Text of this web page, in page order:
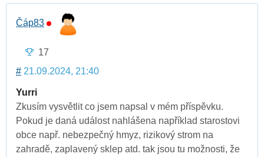
Čáp83
17
# 21.09.2024, 21:40
Yurri
Zkusím vysvětlit co jsem napsal v mém příspěvku.
Pokud je daná událost nahlášena například starostovi
obce např. nebezpečný hmyz, rizikový strom na
zahradě, zaplavený sklep atd. tak jsou tu možnosti, že